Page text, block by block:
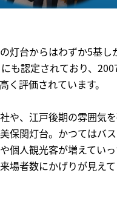
灯台からはわずか5基
にも認定されており、
く評価されています。
や、江戸後期の雰囲気
保関灯台。かつてはバ
個人観光客が増えてい
場者数にかげりが見えて